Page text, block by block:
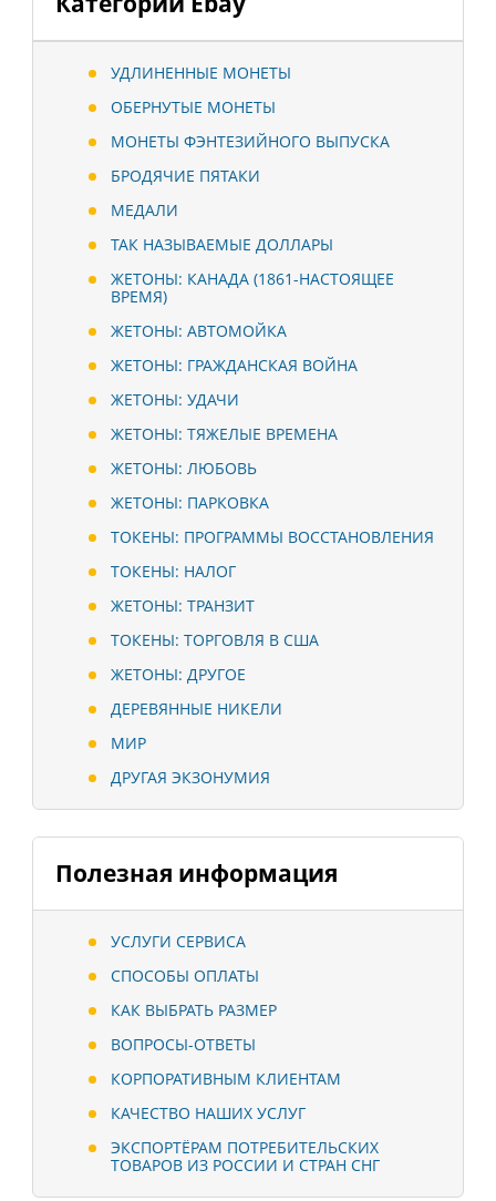
УДЛИНЕННЫЕ МОНЕТЫ
ОБЕРНУТЫЕ МОНЕТЫ
МОНЕТЫ ФЭНТЕЗИЙНОГО ВЫПУСКА
БРОДЯЧИЕ ПЯТАКИ
МЕДАЛИ
ТАК НАЗЫВАЕМЫЕ ДОЛЛАРЫ
ЖЕТОНЫ: КАНАДА (1861-НАСТОЯЩЕЕ
ВРЕМЯ)
ЖЕТОНЫ: АВТОМОЙКА
ЖЕТОНЫ: ГРАЖДАНСКАЯ ВОЙНА
ЖЕТОНЫ: УДАЧИ
ЖЕТОНЫ: ТЯЖЕЛЫЕ ВРЕМЕНА
ЖЕТОНЫ: ЛЮБОВЬ
ЖЕТОНЫ: ПАРКОВКА
ТОКЕНЫ: ПРОГРАММЫ ВОССТАНОВЛЕНИЯ
ТОКЕНЫ: НАЛОГ
ЖЕТОНЫ: ТРАНЗИТ
ТОКЕНЫ: ТОРГОВЛЯ В США
ЖЕТОНЫ: ДРУГОЕ
ДЕРЕВЯННЫЕ НИКЕЛИ
МИР
ДРУГАЯ ЭКЗОНУМИЯ
Полезная информация
УСЛУГИ СЕРВИСА
СПОСОБЫ ОПЛАТЫ
КАК ВЫБРАТЬ РАЗМЕР
ВОПРОСЫ-ОТВЕТЫ
КОРПОРАТИВНЫМ КЛИЕНТАМ
КАЧЕСТВО НАШИХ УСЛУГ
ЭКСПОРТЁРАМ ПОТРЕБИТЕЛЬСКИХ
ТОВАРОВ ИЗ РОССИИ И СТРАН СНГ